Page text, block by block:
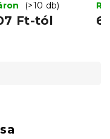
(>10 db)
Ft-tól 6